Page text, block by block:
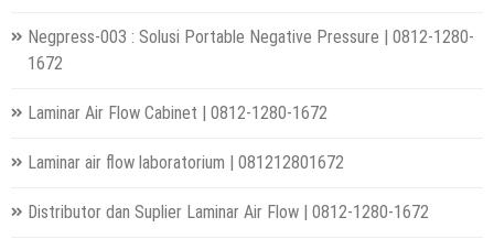
Negpress-003 : Solusi Portable Negative Pressure | 0812-1280-
1672
Laminar Air Flow Cabinet | 0812-1280-1672
Laminar air flow laboratorium | 081212801672
Distributor dan Suplier Laminar Air Flow | 0812-1280-1672